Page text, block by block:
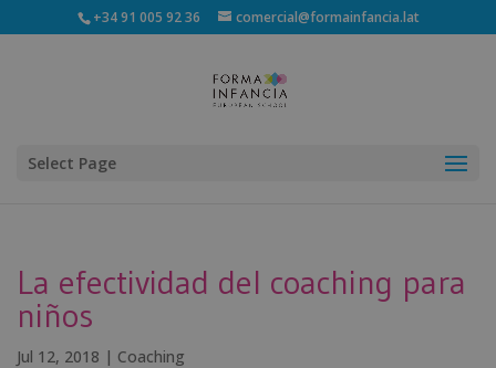
+34 91 005 92 36 comercial@formainfancia.lat
Select Page
La efectividad del coaching para
niños
Jul 12, 2018 | Coaching